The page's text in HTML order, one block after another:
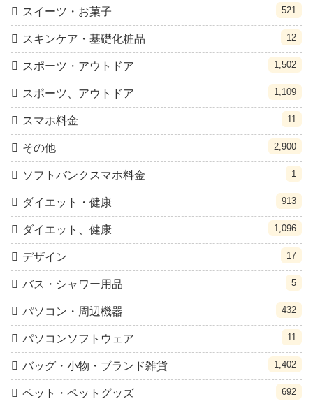
スイーツ・お菓子 521
スキンケア・基礎化粧品 12
スポーツ・アウトドア 1,502
スポーツ、アウトドア 1,109
スマホ料金 11
その他 2,900
ソフトバンクスマホ料金 1
ダイエット・健康 913
ダイエット、健康 1,096
デザイン 17
バス・シャワー用品 5
パソコン・周辺機器 432
パソコンソフトウェア 11
バッグ・小物・ブランド雑貨 1,402
ペット・ペットグッズ 692